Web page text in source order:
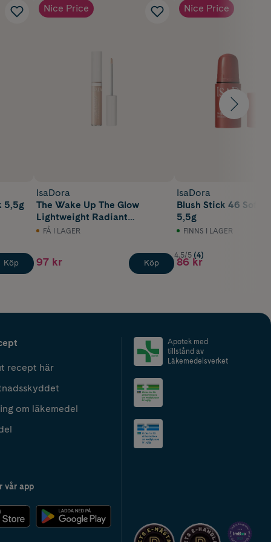
5,5g
Köp
Nice Price
IsaDora
The Wake Up The Glow
Lightweight Radiant
Concealer 1N Neutral 10 ml
FÅ I LAGER
97 kr Köp
Nice Price
IsaDora
Blush Stick 46 Soft
5,5g
FINNS I LAGER
4.5/5 (4)
86 kr
recept här
om läkemedel
vår app
Apotek med
tillstånd av
Läkemedelsverket